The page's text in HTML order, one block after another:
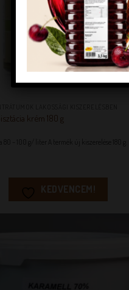
krém 180 g
80 – 100 g/ liter A termék új kiszerelése 180 g.
KEDVENCEM!